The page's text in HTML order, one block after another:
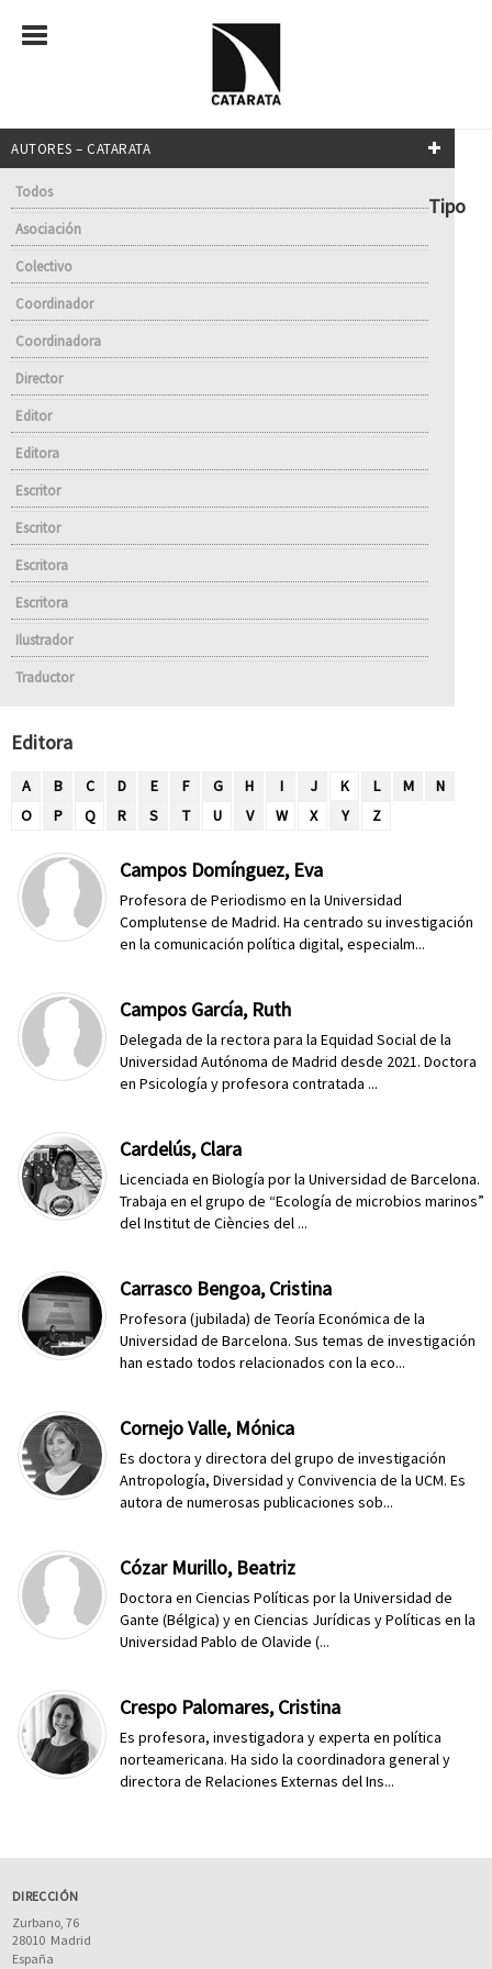
AUTORES – CATARATA
Todos
Asociación
Colectivo
Coordinador
Coordinadora
Director
Editor
Editora
Escritor
Escritor
Escritora
Escritora
Ilustrador
Traductor
Tipo
Editora
A B C D E F G H I J K L M
N
O
P Q R S T U V W X Y Z
Campos Domínguez, Eva
Profesora de Periodismo en la Universidad
Complutense de Madrid. Ha centrado su investigación
en la comunicación política digital, especialm...
Campos García, Ruth
Delegada de la rectora para la Equidad Social de la
Universidad Autónoma de Madrid desde 2021. Doctora
en Psicología y profesora contratada ...
Cardelús, Clara
Licenciada en Biología por la Universidad de Barcelona.
Trabaja en el grupo de “Ecología de microbios marinos”
del Institut de Ciències del ...
Carrasco Bengoa, Cristina
Profesora (jubilada) de Teoría Económica de la
Universidad de Barcelona. Sus temas de investigación
han estado todos relacionados con la eco...
Cornejo Valle, Mónica
Es doctora y directora del grupo de investigación
Antropología, Diversidad y Convivencia de la UCM. Es
autora de numerosas publicaciones sob...
Cózar Murillo, Beatriz
Doctora en Ciencias Políticas por la Universidad de
Gante (Bélgica) y en Ciencias Jurídicas y Políticas en la
Universidad Pablo de Olavide (...
Crespo Palomares, Cristina
Es profesora, investigadora y experta en política
norteamericana. Ha sido la coordinadora general y
directora de Relaciones Externas del Ins...
DIRECCIÓN
Zurbano, 76
28010 Madrid
España